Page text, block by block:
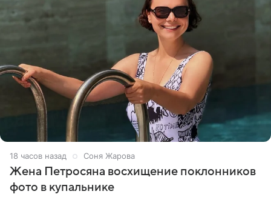
18 часов назад Соня Жарова
Жена Петросяна восхищение поклонников
фото в купальнике